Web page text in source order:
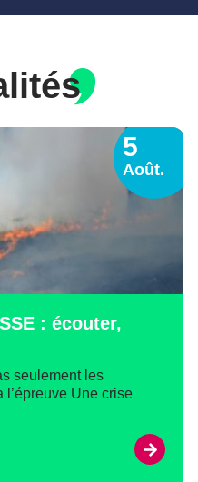
5
Août.
: écouter,
seulement les
Une crise